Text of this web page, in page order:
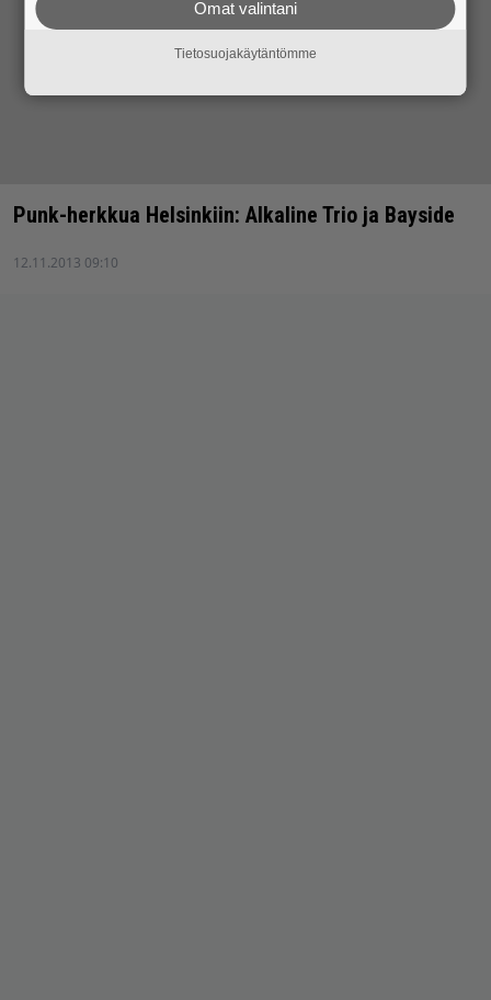
Punk-herkkua Helsinkiin: Alkaline Trio ja Bayside
12.11.2013 09:10
Omat valintani
Tietosuojakäytäntömme